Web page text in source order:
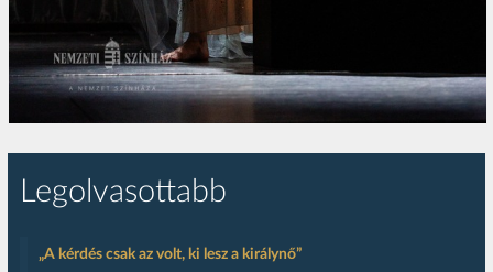
Legolvasottabb
„A kérdés csak az volt, ki lesz a királynő”